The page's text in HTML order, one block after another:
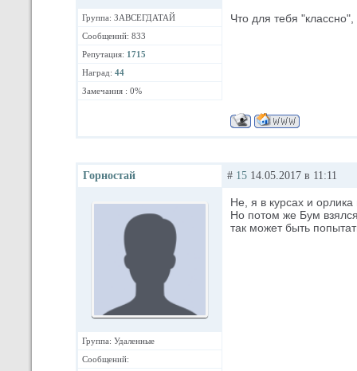
Группа: ЗАВСЕГДАТАЙ
Сообщений: 833
Репутация: 1715
Наград: 44
Замечания : 0%
Что для тебя
Горностай
Группа: Удаленные
Сообщений:
# 15 14.05.2017 в 11:11
Не, я в курсах и
Но потом же Бум
так может быть